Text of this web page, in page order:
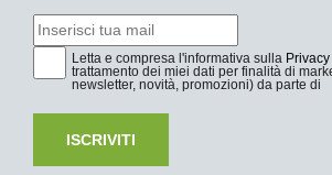
Letta e compresa l'informativa sulla Privacy
trattamento dei miei dati per finalità di
newsletter, novità, promozioni) da parte di
ISCRIVITI